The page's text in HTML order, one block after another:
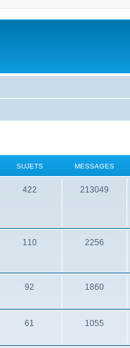
SUJETS MESSAGES
422 213049
110 2256
92 1860
61 1055